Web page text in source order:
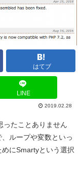
はてブ
LINE
2019.02.28
ったことありません
ループや変数といっ
にSmartyという選択